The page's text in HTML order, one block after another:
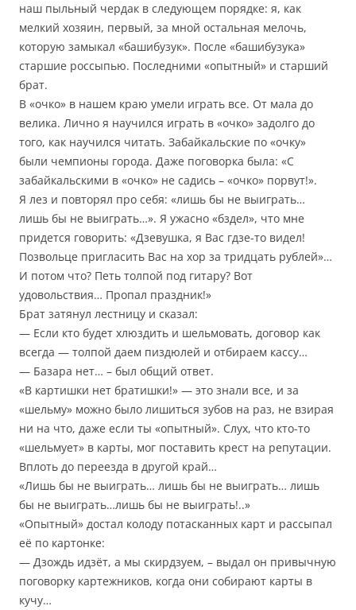
наш пыльный чердак в следующем порядке: я, как
мелкий хозяин, первый, за мной остальная мелочь,
которую замыкал «башибузук». После «башибузука»
старшие россыпью. Последними «опытный» и старший
брат.
В «очко» в нашем краю умели играть все. От мала до
велика. Лично я научился играть в «очко» задолго до
того, как научился читать. Забайкальские по «очку»
были чемпионы города. Даже поговорка была: «С
забайкальскими в «очко» не садись – «очко» порвут!».
Я лез и повторял про себя: «лишь бы не выиграть…
лишь бы не выиграть…». Я ужасно «бздел», что мне
придется говорить: «Дзевушка, я Вас гдзе-то видел!
Позвольце пригласить Вас на хор за тридцать рублей»…
И потом что? Петь толпой под гитару? Вот
удовольствия… Пропал праздник!»
Брат затянул лестницу и сказал:
— Если кто будет хлюздить и шельмовать, договор как
всегда — толпой даем пиздюлей и отбираем кассу…
— Базара нет… – был общий ответ.
«В картишки нет братишки!» — это знали все, и за
«шельму» можно было лишиться зубов на раз, не взирая
ни на что, даже если ты «опытный». Слух, что кто-то
«шельмует» в карты, мог поставить крест на репутации.
Вплоть до переезда в другой край…
«Лишь бы не выиграть… лишь бы не выиграть… лишь
бы не выиграть…лишь бы не выиграть!..»
«Опытный» достал колоду потасканных карт и рассыпал
её по картонке:
— Дзождь идзёт, а мы скирдзуем, – выдал он привычную
поговорку картежников, когда они собирают карты в
кучу…